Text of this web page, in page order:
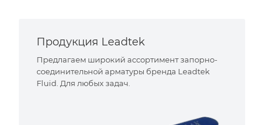
Продукция Leadtek
Предлагаем широкий ассортимент запорно-
соединительной арматуры бренда Leadtek
Fluid. Для любых задач.